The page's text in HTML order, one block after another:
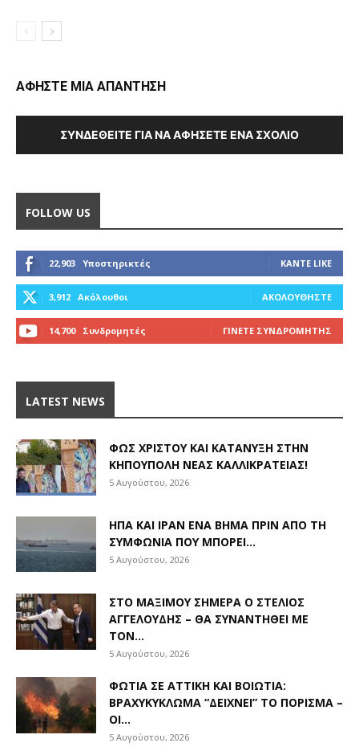
ΑΦΗΣΤΕ ΜΙΑ ΑΠΑΝΤΗΣΗ
ΣΥΝΔΕΘΕΊΤΕ ΓΙΑ ΝΑ ΑΦΉΣΕΤΕ ΈΝΑ ΣΧΌΛΙΟ
FOLLOW US
22,903 Υποστηρικτές ΚΆΝΤΕ LIKE
3,912 Ακόλουθοι ΑΚΟΛΟΥΘΉΣΤΕ
14,700 Συνδρομητές ΓΊΝΕΤΕ ΣΥΝΔΡΟΜΗΤΉΣ
LATEST NEWS
ΦΩΣ ΧΡΙΣΤΟΎ ΚΑΙ ΚΑΤΆΝΥΞΗ ΣΤΗΝ
ΚΗΠΟΎΠΟΛΗ ΝΈΑΣ ΚΑΛΛΙΚΡΆΤΕΙΑΣ!
5 Αυγούστου, 2026
ΗΠΑ ΚΑΙ ΙΡΆΝ ΈΝΑ ΒΉΜΑ ΠΡΙΝ ΑΠΌ ΤΗ
ΣΥΜΦΩΝΊΑ ΠΟΥ ΜΠΟΡΕΊ...
5 Αυγούστου, 2026
ΣΤΟ ΜΑΞΊΜΟΥ ΣΉΜΕΡΑ Ο ΣΤΈΛΙΟΣ
ΑΓΓΕΛΟΎΔΗΣ – ΘΑ ΣΥΝΑΝΤΗΘΕΊ ΜΕ
ΤΟΝ...
5 Αυγούστου, 2026
ΦΩΤΙΆ ΣΕ ΑΤΤΙΚΉ ΚΑΙ ΒΟΙΩΤΊΑ:
ΒΡΑΧΥΚΎΚΛΩΜΑ “ΔΕΊΧΝΕΙ” ΤΟ ΠΌΡΙΣΜΑ –
ΟΙ...
5 Αυγούστου, 2026